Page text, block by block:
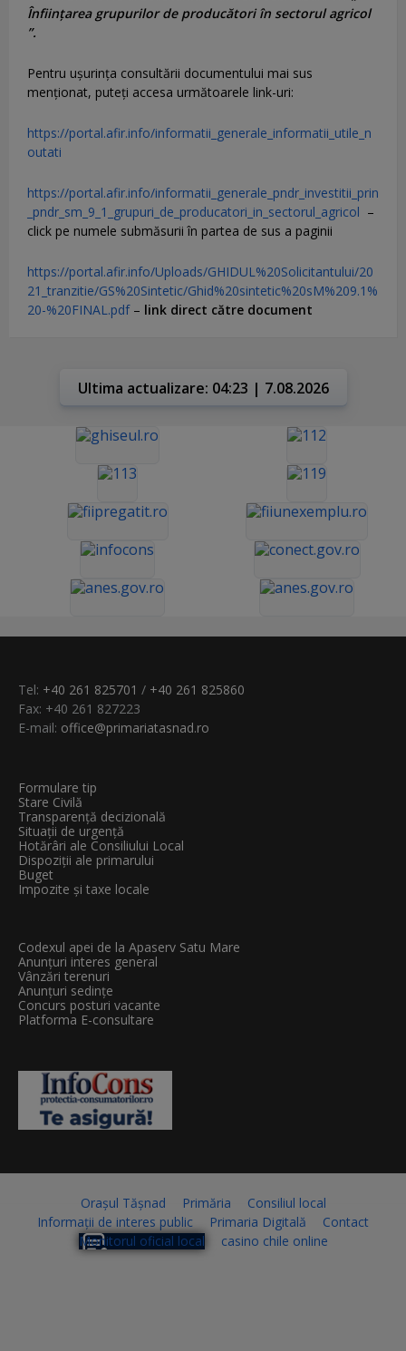
Înființarea grupurilor de producători în sectorul agricol
”.
Pentru uşurinţa consultării documentului mai sus
menţionat, puteţi accesa următoarele link-uri:
https://portal.afir.info/informatii_generale_informatii_utile_n
outati
https://portal.afir.info/informatii_generale_pndr_investitii_prin
_pndr_sm_9_1_grupuri_de_producatori_in_sectorul_agricol –
click pe numele submăsurii în partea de sus a paginii
https://portal.afir.info/Uploads/GHIDUL%20Solicitantului/20
21_tranzitie/GS%20Sintetic/Ghid%20sintetic%20sM%209.1%
20-%20FINAL.pdf– link direct către document
Ultima actualizare: 04:23 | 7.08.2026
Tel: +40 261 825701 / +40 261 825860
Fax: +40 261 827223
E-mail: office@primariatasnad.ro
Formulare tip
Stare Civilă
Transparenţă decizională
Situații de urgență
Hotărâri ale Consiliului Local
Dispoziții ale primarului
Buget
Impozite și taxe locale
Codexul apei de la Apaserv Satu Mare
Anunțuri interes general
Vânzări terenuri
Anunțuri sedințe
Concurs posturi vacante
Platforma E-consultare
Orașul Tășnad Primăria
Consiliul local
Informații de interes public
Primaria Digitală
Contact
Monitorul oficial local
casino chile online